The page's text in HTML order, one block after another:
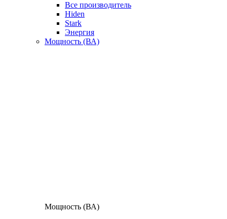
Все производитель
Hiden
Stark
Энергия
Мощность (ВА)
Мощность (ВА)